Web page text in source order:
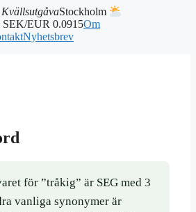
KvällsutgåvaStockholm
SEK/EUR 0.0915Om
Nyhetsbrev
för ”tråkig” är SEG med 3
vanliga synonymer är